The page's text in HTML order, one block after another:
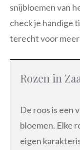
snijbloemen van
check je handige
terecht voor
Rozen in
De roos is een
bloemen. Elke
eigen